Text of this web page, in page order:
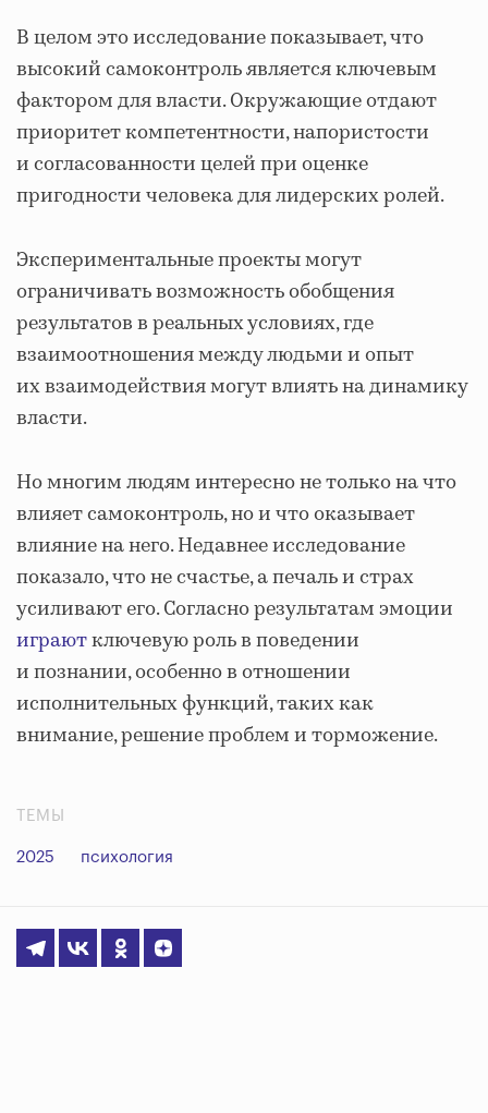
В целом это исследование показывает, что
высокий самоконтроль является ключевым
фактором для власти. Окружающие отдают
приоритет компетентности, напористости
и согласованности целей при оценке
пригодности человека для лидерских ролей.
Экспериментальные проекты могут
ограничивать возможность обобщения
результатов в реальных условиях, где
взаимоотношения между людьми и опыт
их взаимодействия могут влиять на динамику
власти.
Но многим людям интересно не только на что
влияет самоконтроль, но и что оказывает
влияние на него. Недавнее исследование
показало, что не счастье, а печаль и страх
усиливают его. Согласно результатам эмоции
играютключевую роль в поведении
и познании, особенно в отношении
исполнительных функций, таких как
внимание, решение проблем и торможение.
ТЕМЫ
2025 психология